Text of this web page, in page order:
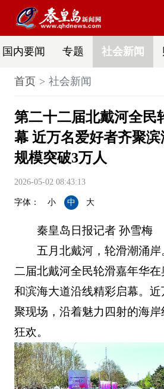
国内要闻 专题 社会新闻
首页 社会新闻
第二十二届北戴河全民
幕 近万名爱好者齐聚
规模突破3万人
2026-05-02 08:43:13
字体： 小 中 大
秦皇岛日报记者 孙雪梅
五月北戴河，轮滑潮涌
二届北戴河全民轮滑嘉年华
和滨海大道沿线精彩启幕。
聚现场，沿着魅力四射的海
狂欢。